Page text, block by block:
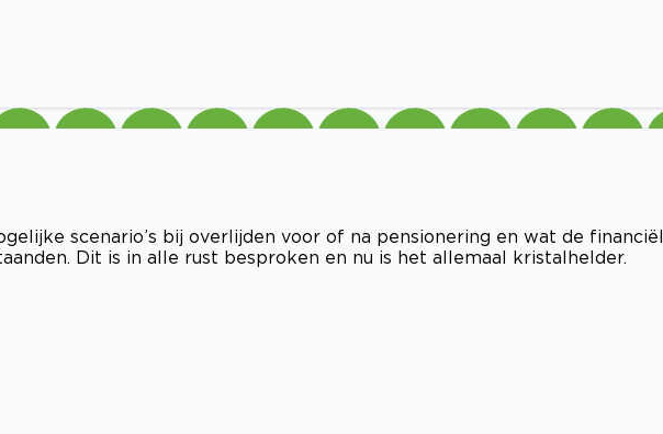
scenario’s bij overlijden voor of na pensionering en wat de
Dit is in alle rust besproken en nu is het allemaal kristalhelder.